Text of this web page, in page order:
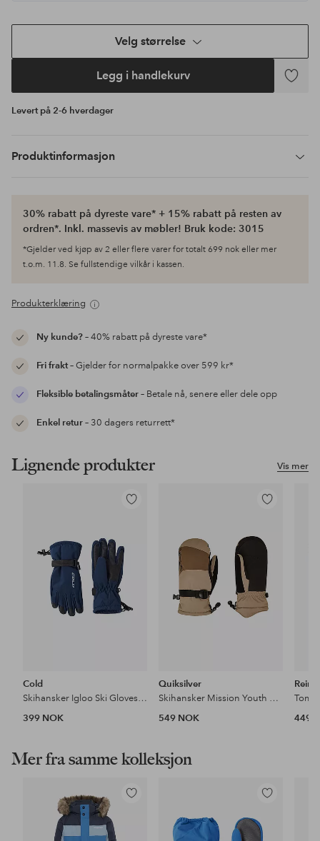
Velg størrelse
Legg i handlekurv
Legg
Levert på 2-6 hverdager
Produktinformasjon
30% rabatt på dyreste vare* + 15% rabatt på resten av
ordren*. Inkl. massevis av møbler! Bruk kode: 3015
*Gjelder ved kjøp av 2 eller flere varer for totalt 699 nok eller mer
t.o.m. 11.8. Se fullstendige vilkår i kassen.
Produkterklæring
Ny kunde?– 40% rabatt på dyreste vare*
Fri frakt– Gjelder for normalpakke over 599 kr*
Fleksible betalingsmåter– Betale nå, senere eller dele opp
Enkel retur– 30 dagers returrett*
Vis mer
Lignende produkter
Legg
Cold
Skihansker Igloo Ski Gloves JR
399 NOK
Legg
Quiksilver
Skihansker Mission Youth Mitt
549 NOK
449
Mer fra samme kolleksjon
Legg
Legg
favoritter